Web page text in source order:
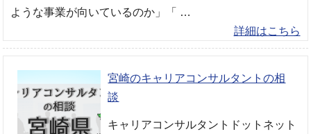
ような事業が向いているのか」「 …
詳細はこちら
宮崎のキャリアコンサルタントの相
談
キャリアコンサルタントドットネット